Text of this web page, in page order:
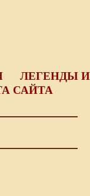
ЛЕГЕНДЫ И
САЙТА